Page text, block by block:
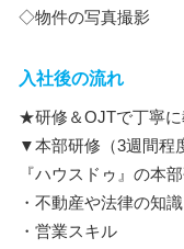
◇物件の写真撮影
入社後の流れ
★研修＆OJTで丁寧
▼本部研修（3週間程
『ハウスドゥ』の本
・不動産や法律の知識
・営業スキル